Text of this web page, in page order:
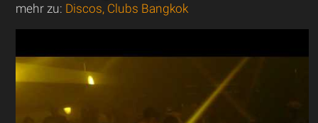
mehr zu: Discos, Clubs Bangkok